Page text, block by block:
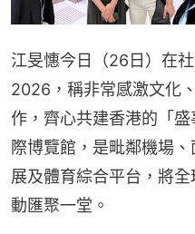
江旻憓今日（26日）在
2026，稱非常感激文化
作，齊心共建香港的「
際博覽館，是毗鄰機場
展及體育綜合平台，將
動匯聚一堂。